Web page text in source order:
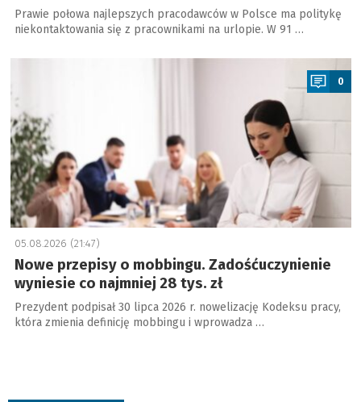
Prawie połowa najlepszych pracodawców w Polsce ma politykę
niekontaktowania się z pracownikami na urlopie. W 91 …
0
05.08.2026 (21:47)
Nowe przepisy o mobbingu. Zadośćuczynienie
wyniesie co najmniej 28 tys. zł
Prezydent podpisał 30 lipca 2026 r. nowelizację Kodeksu pracy,
która zmienia definicję mobbingu i wprowadza …